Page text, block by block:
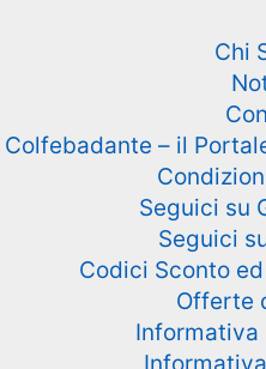
Chi
Colfebadante – il
Seguici su
Seguici
Codici Sconto
Offerte
Informativa